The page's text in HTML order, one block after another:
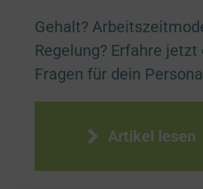
Gehalt?
Regelung? Erfahre
Fragen für dein
Artikel lesen